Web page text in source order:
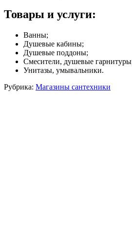
Товары и услуги:
Ванны;
Душевые кабины;
Душевые поддоны;
Смесители, душевые
Унитазы, умывальники.
Рубрика: Магазины сантехники